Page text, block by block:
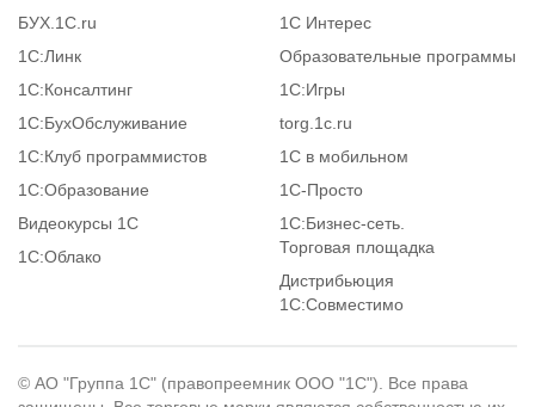
БУХ.1С.ru
1С:Линк
1С:Консалтинг
1С:БухОбслуживание
1С:Клуб программистов
1С:Образование
Видеокурсы 1С
1С:Облако
1С Интерес
Образовательные программы
1С:Игры
torg.1c.ru
1С в мобильном
1C-Просто
1С:Бизнес-сеть.
Торговая площадка
Дистрибьюция
1С:Совместимо
© АО "Группа 1С" (правопреемник ООО "1С"). Все права